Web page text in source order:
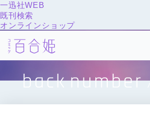
一迅社WEB
既刊検索
オンラインショップ
トップ
ニュース